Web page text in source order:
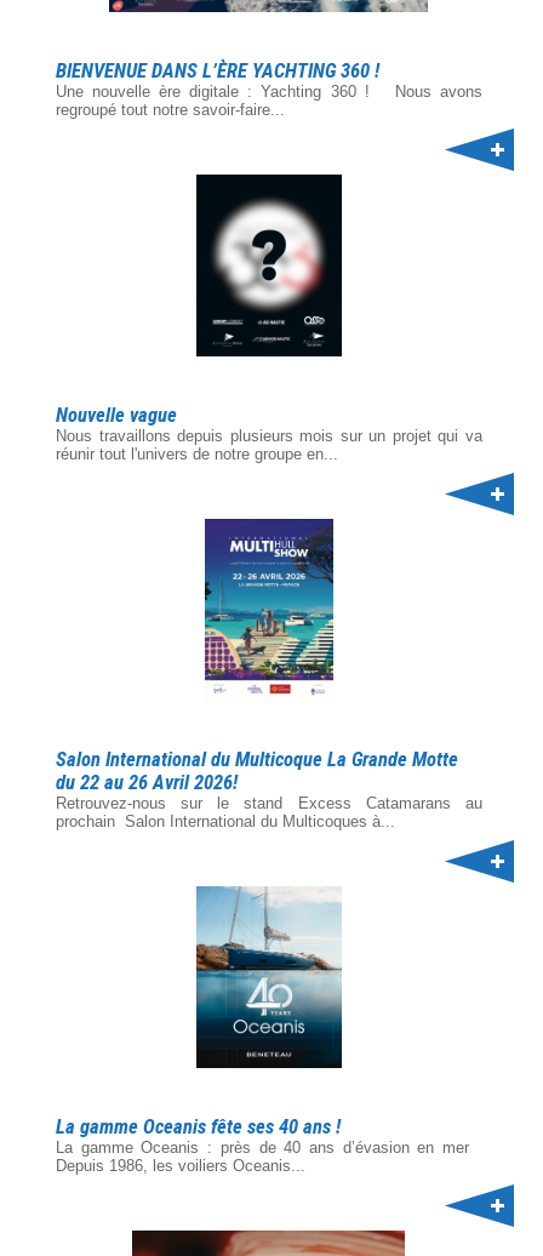
BIENVENUE DANS L’ÈRE YACHTING 360 !
Une nouvelle ère digitale : Yachting 360 ! Nous avons
regroupé tout notre savoir-faire...
Nouvelle vague
Nous travaillons depuis plusieurs mois sur un projet qui va
réunir tout l'univers de notre groupe en...
Salon International du Multicoque La Grande Motte
du 22 au 26 Avril 2026!
Retrouvez-nous sur le stand Excess Catamarans au
prochain Salon International du Multicoques à...
La gamme Oceanis fête ses 40 ans !
La gamme Oceanis : près de 40 ans d’évasion en mer
Depuis 1986, les voiliers Oceanis...